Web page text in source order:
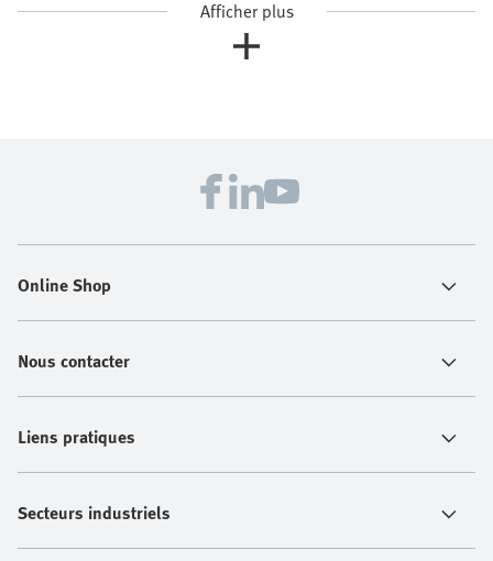
Afficher plus
Online Shop
Nous contacter
Liens pratiques
Secteurs industriels